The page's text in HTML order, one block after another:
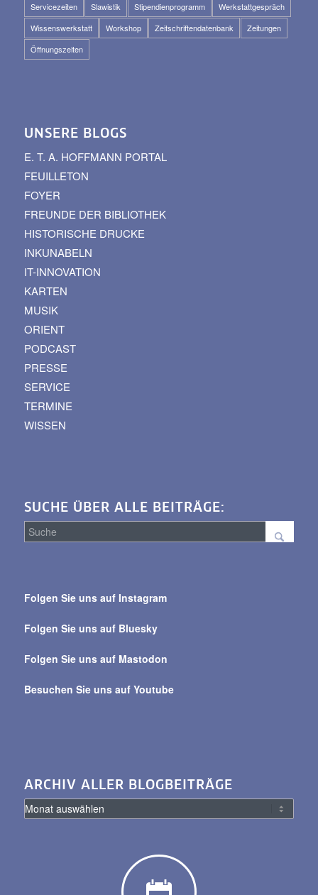
Servicezeiten
Slawistik Stipendienprogramm
Werkstattgespräch
Wissenswerkstatt
Workshop Zeitschriftendatenbank
Zeitungen
Öffnungszeiten
UNSERE BLOGS
E. T. A. HOFFMANN PORTAL
FEUILLETON
FOYER
FREUNDE DER BIBLIOTHEK
HISTORISCHE DRUCKE
INKUNABELN
IT-INNOVATION
KARTEN
MUSIK
ORIENT
PODCAST
PRESSE
SERVICE
TERMINE
WISSEN
SUCHE ÜBER ALLE BEITRÄGE:
alle
Folgen Sie uns auf Instagram
Folgen Sie uns auf Bluesky
Folgen Sie uns auf Mastodon
Besuchen Sie uns auf Youtube
ARCHIV ALLER BLOGBEITRÄGE